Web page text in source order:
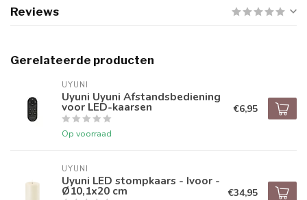
Reviews
Gerelateerde producten
UYUNI
Uyuni Uyuni Afstandsbediening
voor LED-kaarsen
Op voorraad
€6,95
UYUNI
Uyuni LED stompkaars - Ivoor -
Ø10,1x20 cm €34,95